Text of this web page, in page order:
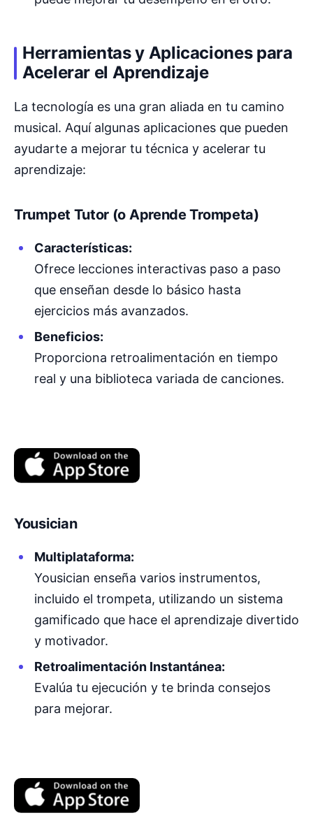
Herramientas y Aplicaciones para
Acelerar el Aprendizaje
La tecnología es una gran aliada en tu camino
musical. Aquí algunas aplicaciones que pueden
ayudarte a mejorar tu técnica y acelerar tu
aprendizaje:
Trumpet Tutor (o Aprende Trompeta)
Características:
Ofrece lecciones interactivas paso a paso
que enseñan desde lo básico hasta
ejercicios más avanzados.
Beneficios:
Proporciona retroalimentación en tiempo
real y una biblioteca variada de canciones.
Yousician
Multiplataforma:
Yousician enseña varios instrumentos,
incluido el trompeta, utilizando un sistema
gamificado que hace el aprendizaje divertido
y motivador.
Retroalimentación Instantánea:
Evalúa tu ejecución y te brinda consejos
para mejorar.